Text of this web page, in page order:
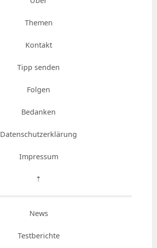
Themen
Kontakt
Tipp senden
Folgen
Bedanken
Datenschutzerklärung
Impressum
⇡
News
Testberichte